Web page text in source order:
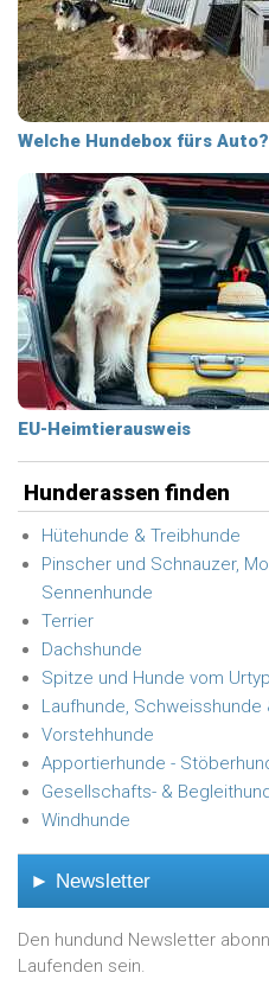
Welche Hundebox fürs Auto?
EU-Heimtierausweis
Hunderassen finden
Hütehunde & Treibhunde
Pinscher und Schnauzer,
Sennenhunde
Terrier
Dachshunde
Spitze und Hunde vom Urtyp
Laufhunde, Schweisshunde
Vorstehhunde
Apportierhunde -
Gesellschafts- &
Windhunde
► Newsletter
Den hundund Newsletter
Laufenden sein.